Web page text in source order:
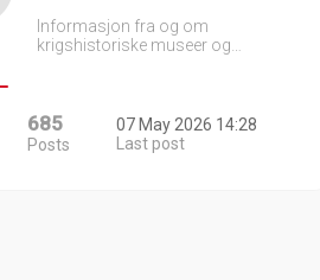
Informasjon fra og om
krigshistoriske museer og…
685
Posts
07 May 2026 14:28
Last post